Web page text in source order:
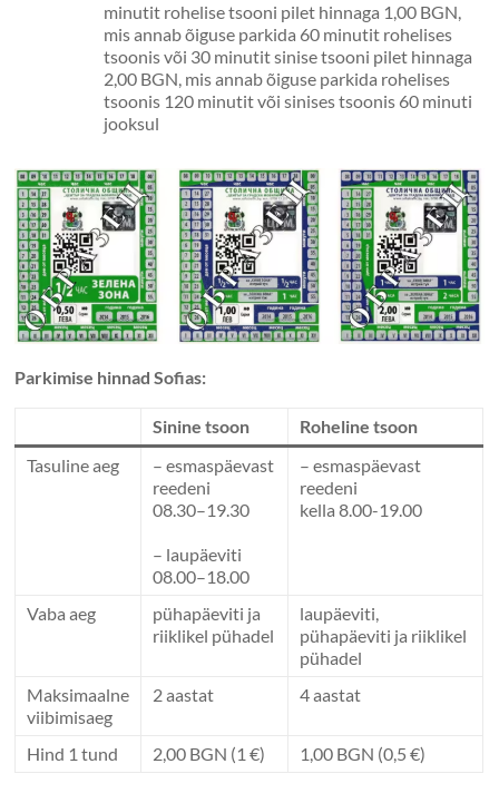
minutit rohelise tsooni pilet hinnaga 1,00 BGN,
mis annab õiguse parkida 60 minutit rohelises
tsoonis või 30 minutit sinise tsooni pilet hinnaga
2,00 BGN, mis annab õiguse parkida rohelises
tsoonis 120 minutit või sinises tsoonis 60 minuti
jooksul
Parkimise hinnad Sofias:
Sinine tsoon
Roheline tsoon
Tasuline aeg
– esmaspäevast
reedeni
08.30–19.30
– laupäeviti
08.00–18.00
– esmaspäevast
reedeni
kella 8.00-19.00
Vaba aeg
pühapäeviti ja
riiklikel pühadel
laupäeviti,
pühapäeviti ja riiklikel
pühadel
Maksimaalne
viibimisaeg
2 aastat 4 aastat
Hind 1 tund 2,00 BGN (1 €) 1,00 BGN (0,5 €)